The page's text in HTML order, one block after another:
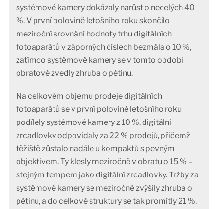
systémové kamery dokázaly narůst o necelých 40
%. V první polovině letošního roku skončilo
meziroční srovnání hodnoty trhu digitálních
fotoaparátů v záporných číslech bezmála o 10 %,
zatímco systémové kamery se v tomto období
obratově zvedly zhruba o pětinu.
Na celkovém objemu prodeje digitálních
fotoaparátů se v první polovině letošního roku
podílely systémové kamery z 10 %, digitální
zrcadlovky odpovídaly za 22 % prodejů, přičemž
těžiště zůstalo nadále u kompaktů s pevným
objektivem. Ty klesly meziročně v obratu o 15 % –
stejným tempem jako digitální zrcadlovky. Tržby za
systémové kamery se meziročně zvýšily zhruba o
pětinu, a do celkové struktury se tak promítly 21 %.